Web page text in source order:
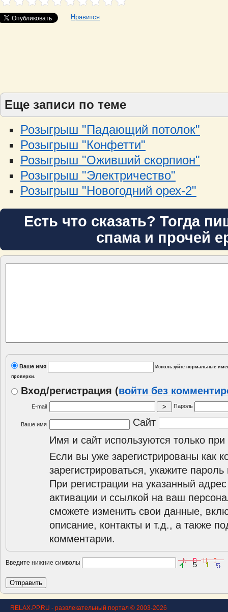
Нравится
Еще записи по теме
Розыгрыш "Падающий потолок"
Розыгрыш "Конфетти"
Розыгрыш "Оживший скорпион"
Розыгрыш "Электричество"
Розыгрыш "Новогодний орех-2"
Есть что сказать? Тогда
спама и прочей
Ваше имя
Используйте нормальные
проверки.
Вход/регистрация (войти без
E-mail Пароль
Ваше имя
Сайт
Имя и сайт используются только при
Если вы уже зарегистрированы как
зарегистрироваться, укажите
При регистрации на указанный
активации и ссылкой на ваш
сможете изменить свои данные,
описание, контакты и т.д., а также
комментарии.
Введите нижние символы
RELAX.PP.RU - развлекательный портал © 2003-2026